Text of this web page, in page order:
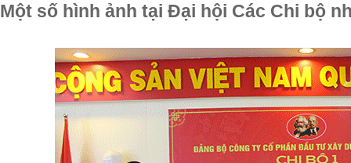
Một số hình ảnh tại Đại hội Các Chi bộ